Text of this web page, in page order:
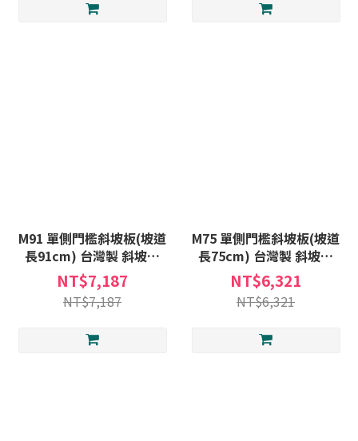
M91 單側門檻斜坡板(坡道
長91cm) 台灣製 斜坡板
(不含安裝) 非固定式斜坡板
B款補助
NT$7,187
NT$7,187
M75 單側門檻斜坡板(坡道
長75cm) 台灣製 斜坡板
(不含安裝) 非固定式斜坡板
A款補助
NT$6,321
NT$6,321